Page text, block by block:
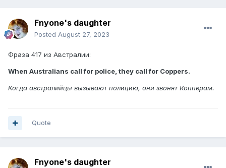
Fnyone's daughter
Posted August 27, 2023
Фраза 417 из Австралии:
When Australians call for police, they call for Coppers.
Когда австралийцы вызывают полицию, они звонят Копперам.
Quote
Fnyone's daughter